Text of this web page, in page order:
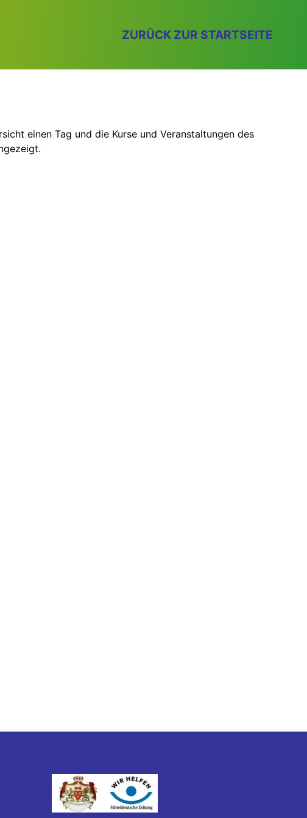
ZURÜCK ZUR STARTSEITE
einen Tag und die Kurse und Veranstaltungen des